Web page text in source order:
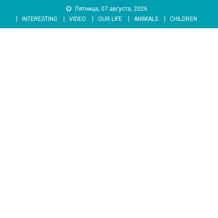
content
Пятница, 07 августа, 2026
INTERESTING
VIDEO OUR LIFE ANIMALS CHILDREN